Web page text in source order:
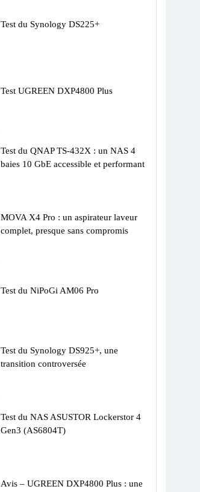
Test du Synology DS225+
Test UGREEN DXP4800 Plus
Test du QNAP TS-432X : un NAS 4
baies 10 GbE accessible et performant
MOVA X4 Pro : un aspirateur laveur
complet, presque sans compromis
Test du NiPoGi AM06 Pro
Test du Synology DS925+, une
transition controversée
Test du NAS ASUSTOR Lockerstor 4
Gen3 (AS6804T)
Avis – UGREEN DXP4800 Plus : une